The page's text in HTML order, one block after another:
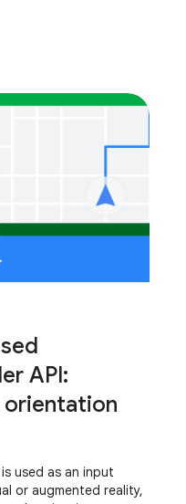
API:
used as an input
or augmented reality,